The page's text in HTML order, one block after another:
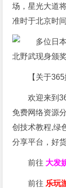
场，星光大道
准时于北京时
【关于
欢迎来到
免费网络资源
创技术教程,绿
分享平台，好
前往 大发
前往 乐玩